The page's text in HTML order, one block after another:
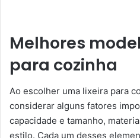
Melhores
para cozinha
Ao escolher uma lixeira para
considerar alguns fatores
capacidade e tamanho,
estilo. Cada um desses